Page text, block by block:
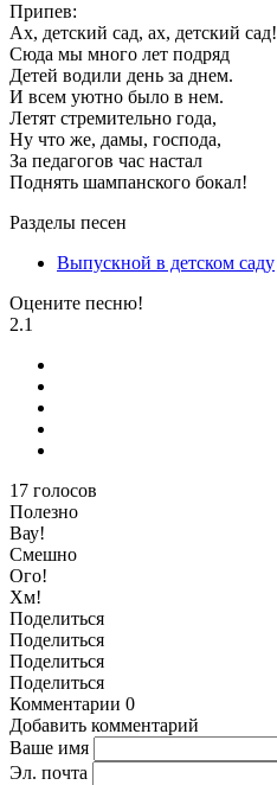
Припев:
Ах, детский сад, ах, детский сад!
Сюда мы много лет подряд
Детей водили день за днем.
И всем уютно было в нем.
Летят стремительно года,
Ну что же, дамы, господа,
За педагогов час настал
Поднять шампанского бокал!
Разделы песен
Выпускной в детском саду
Оцените песню!
2.1
17 голосов
Полезно
Вау!
Смешно
Ого!
Хм!
Поделиться
Поделиться
Поделиться
Поделиться
Комментарии 0
Добавить комментарий
Ваше имя
Эл. почта